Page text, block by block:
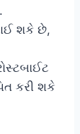
શકે છે,
કરી શકે